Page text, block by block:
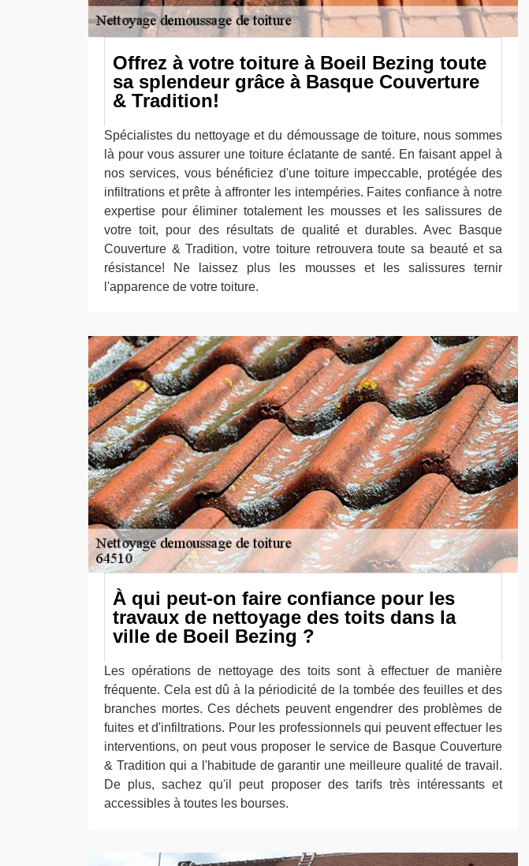
Offrez à votre toiture à Boeil Bezing toute
sa splendeur grâce à Basque Couverture
& Tradition!
Spécialistes du nettoyage et du démoussage de toiture, nous sommes
là pour vous assurer une toiture éclatante de santé. En faisant appel à
nos services, vous bénéficiez d'une toiture impeccable, protégée des
infiltrations et prête à affronter les intempéries. Faites confiance à notre
expertise pour éliminer totalement les mousses et les salissures de
votre toit, pour des résultats de qualité et durables. Avec Basque
Couverture & Tradition, votre toiture retrouvera toute sa beauté et sa
résistance! Ne laissez plus les mousses et les salissures ternir
l'apparence de votre toiture.
À qui peut-on faire confiance pour les
travaux de nettoyage des toits dans la
ville de Boeil Bezing ?
Les opérations de nettoyage des toits sont à effectuer de manière
fréquente. Cela est dû à la périodicité de la tombée des feuilles et des
branches mortes. Ces déchets peuvent engendrer des problèmes de
fuites et d'infiltrations. Pour les professionnels qui peuvent effectuer les
interventions, on peut vous proposer le service de Basque Couverture
& Tradition qui a l'habitude de garantir une meilleure qualité de travail.
De plus, sachez qu'il peut proposer des tarifs très intéressants et
accessibles à toutes les bourses.